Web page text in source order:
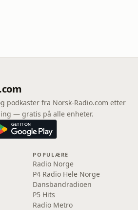
podkaster fra Norsk-Radio.com etter
— gratis på alle enheter.
POPULÆRE
Radio Norge
P4 Radio Hele Norge
Dansbandradioen
P5 Hits
Radio Metro